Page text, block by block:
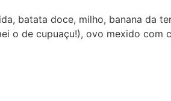
batata doce, milho, banana da
o de cupuaçu!), ovo mexido com